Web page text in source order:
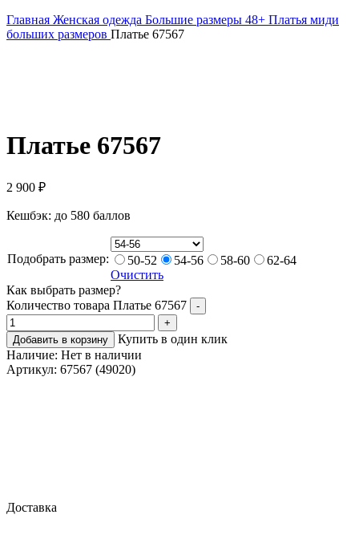
Главная Женская одежда Большие размеры 48+ Платья миди
больших размеров Платье 67567
Платье 67567
2 900 ₽
Кешбэк: до 580 баллов
Подобрать размер: 50-52 54-56 58-60
62-64
Очистить
Как выбрать размер?
Количество товара Платье 67567
-
+
Добавить в корзину
Купить в один клик
Наличие: Нет в наличии
Артикул: 67567 (49020)
Доставка